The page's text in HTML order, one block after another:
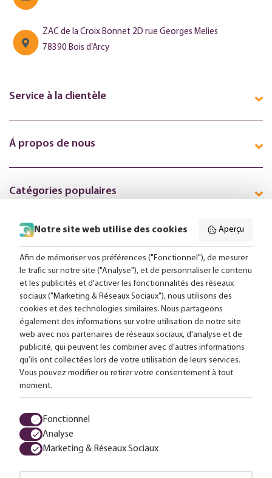
ZAC de la Croix Bonnet 2D rue Georges Melies
78390 Bois d’Arcy
Service à la clientèle
Á propos de nous
Catégories populaires
Suivez-nous en ligne:
Livraison gratuite à partir de 99,-
Conseils sur mesure
Plus de 25 000 lampes en stock
4,63 sur 611 avis
Termes et conditions
Notre site web utilise des cookies Aperçu
Afin de mémoriser vos préférences ("Fonctionnel"), de mesurer
le trafic sur notre site ("Analyse"), et de personnaliser le contenu
et les publicités et d'activer les fonctionnalités des réseaux
sociaux ("Marketing & Réseaux Sociaux"), nous utilisons des
cookies et des technologies similaires. Nous partageons
également des informations sur votre utilisation de notre site
web avec nos partenaires de réseaux sociaux, d'analyse et de
publicité, qui peuvent les combiner avec d'autres informations
qu'ils ont collectées lors de votre utilisation de leurs services.
Vous pouvez modifier ou retirer votre consentement à tout
moment.
Fonctionnel
Analyse
Marketing & Réseaux Sociaux